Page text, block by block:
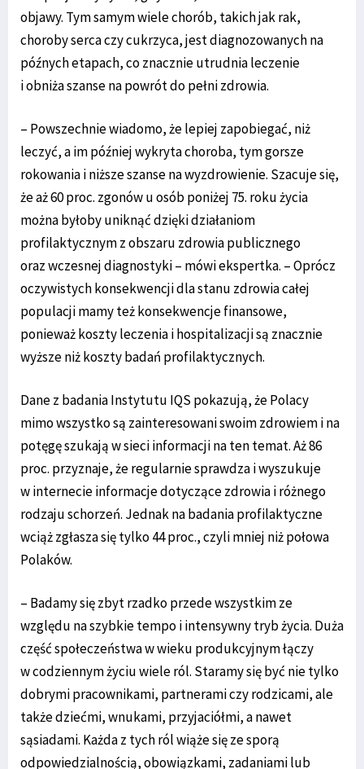
objawy. Tym samym wiele chorób, takich jak rak,
choroby serca czy cukrzyca, jest diagnozowanych na
późnych etapach, co znacznie utrudnia leczenie
i obniża szanse na powrót do pełni zdrowia.
– Powszechnie wiadomo, że lepiej zapobiegać, niż
leczyć, a im później wykryta choroba, tym gorsze
rokowania i niższe szanse na wyzdrowienie. Szacuje się,
że aż 60 proc. zgonów u osób poniżej 75. roku życia
można byłoby uniknąć dzięki działaniom
profilaktycznym z obszaru zdrowia publicznego
oraz wczesnej diagnostyki – mówi ekspertka. – Oprócz
oczywistych konsekwencji dla stanu zdrowia całej
populacji mamy też konsekwencje finansowe,
ponieważ koszty leczenia i hospitalizacji są znacznie
wyższe niż koszty badań profilaktycznych.
Dane z badania Instytutu IQS pokazują, że Polacy
mimo wszystko są zainteresowani swoim zdrowiem i na
potęgę szukają w sieci informacji na ten temat. Aż 86
proc. przyznaje, że regularnie sprawdza i wyszukuje
w internecie informacje dotyczące zdrowia i różnego
rodzaju schorzeń. Jednak na badania profilaktyczne
wciąż zgłasza się tylko 44 proc., czyli mniej niż połowa
Polaków.
– Badamy się zbyt rzadko przede wszystkim ze
względu na szybkie tempo i intensywny tryb życia. Duża
część społeczeństwa w wieku produkcyjnym łączy
w codziennym życiu wiele ról. Staramy się być nie tylko
dobrymi pracownikami, partnerami czy rodzicami, ale
także dziećmi, wnukami, przyjaciółmi, a nawet
sąsiadami. Każda z tych ról wiąże się ze sporą
odpowiedzialnością, obowiązkami, zadaniami lub